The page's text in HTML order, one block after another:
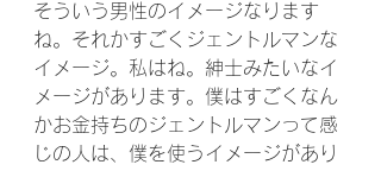
そういう男性のイメージなります
ね。それかすごくジェントルマンな
イメージ。私はね。紳士みたいなイ
メージがあります。僕はすごくなん
かお金持ちのジェントルマンって感
じの人は、僕を使うイメージがあり